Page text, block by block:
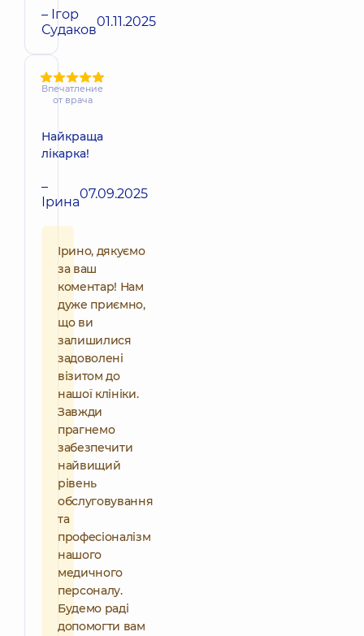
– Ігор
Судаков01.11.2025
Впечатление
от врача
Найкраща
лікарка!
–
Ірина07.09.2025
Ірино, дякуємо
за ваш
коментар! Нам
дуже приємно,
що ви
залишилися
задоволені
візитом до
нашої клініки.
Завжди
прагнемо
забезпечити
найвищий
рівень
обслуговування
та
професіоналізм
нашого
медичного
персоналу.
Будемо раді
допомогти вам